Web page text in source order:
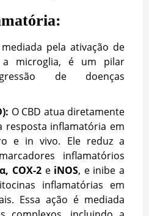
pela ativação de
a microglia, é um pilar
de doenças
O CBD atua diretamente
resposta inflamatória em
e in vivo. Ele reduz a
inflamatórios
COX-2e iNOS, e inibe a
inflamatórias em
Essa ação é mediada